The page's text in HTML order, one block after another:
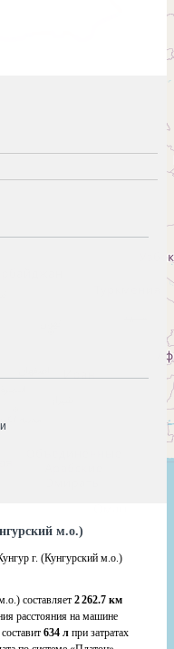
м.о.)
г. (Кунгурский м.о.)
составляет 2 262.7 км
расстояния на машине
634 л при затратах